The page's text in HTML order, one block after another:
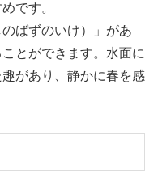
です。
ばずのいけ）」があ
とができます。水面に
があり、静かに春を感